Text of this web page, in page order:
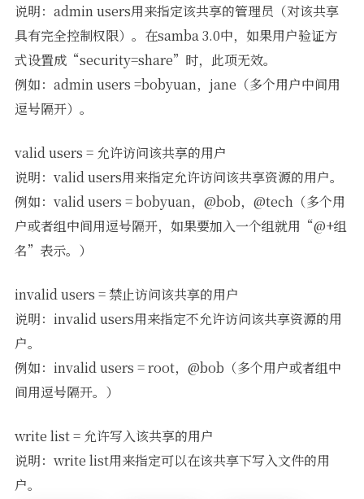
说明：admin users用来指定该共享的管理员（对该共享
具有完全控制权限）。在samba 3.0中，如果用户验证方
式设置成“security=share”时，此项无效。
例如：admin users =bobyuan，jane（多个用户中间用
逗号隔开）。
valid users = 允许访问该共享的用户
说明：valid users用来指定允许访问该共享资源的用户。
例如：valid users = bobyuan，@bob，@tech（多个用
户或者组中间用逗号隔开，如果要加入一个组就用“@+组
名”表示。）
invalid users = 禁止访问该共享的用户
说明：invalid users用来指定不允许访问该共享资源的用
户。
例如：invalid users = root，@bob（多个用户或者组中
间用逗号隔开。）
write list = 允许写入该共享的用户
说明：write list用来指定可以在该共享下写入文件的用
户。